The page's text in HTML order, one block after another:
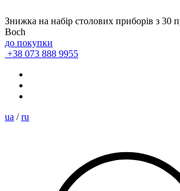
Знижка на набір столових приборів з 30
Boch
до покупки
+38 073 888 9955
ua / ru